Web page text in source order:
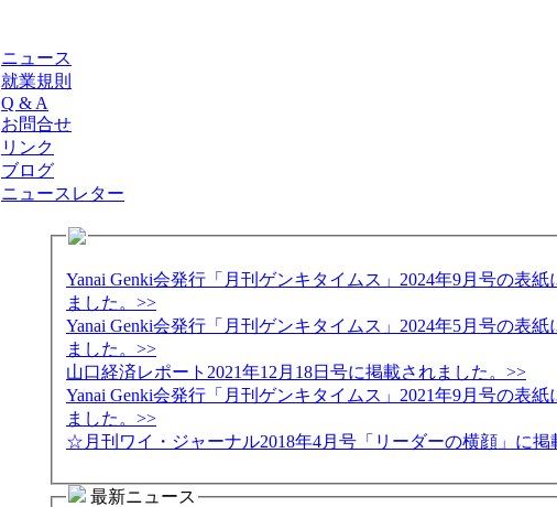
ニュース
就業規則
Q & A
お問合せ
リンク
ブログ
ニュースレター
Yanai Genki会発行「月刊ゲンキタイムス」2024年9月号の表
ました。>>
Yanai Genki会発行「月刊ゲンキタイムス」2024年5月号の表
ました。>>
山口経済レポート2021年12月18日号に掲載されました。>>
Yanai Genki会発行「月刊ゲンキタイムス」2021年9月号の表
ました。>>
☆月刊ワイ・ジャーナル2018年4月号「リーダーの横顔」に掲
最新ニュース